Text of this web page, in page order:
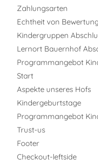
Zahlungsarten
Echtheit von
Kindergruppen
Lernort Bauernhof
Programmangebot
Start
Aspekte unseres Hofs
Kindergeburtstage
Programmangebot
Trust-us
Footer
Checkout-leftside